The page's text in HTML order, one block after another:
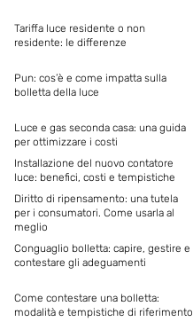
Tariffa luce residente o non
residente: le differenze
Pun: cos’è e come impatta sulla
bolletta della luce
Luce e gas seconda casa: una guida
per ottimizzare i costi
Installazione del nuovo contatore
luce: benefici, costi e tempistiche
Diritto di ripensamento: una tutela
per i consumatori. Come usarla al
meglio
Conguaglio bolletta: capire, gestire e
contestare gli adeguamenti
Come contestare una bolletta:
modalità e tempistiche di riferimento